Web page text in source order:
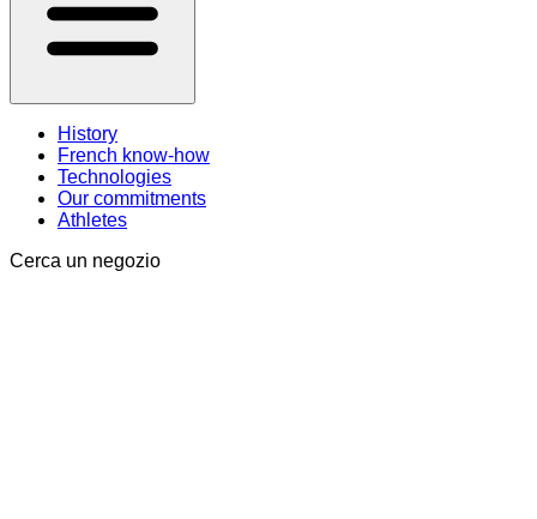
History
French know-how
Technologies
Our commitments
Athletes
Cerca un negozio